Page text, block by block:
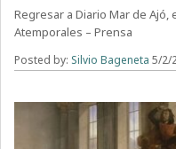
Regresar a Diario Mar de Ajó,
Atemporales – Prensa
Posted by: Silvio Bageneta 5/2/